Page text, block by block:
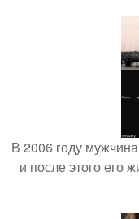
В 2006 году
и после этого его